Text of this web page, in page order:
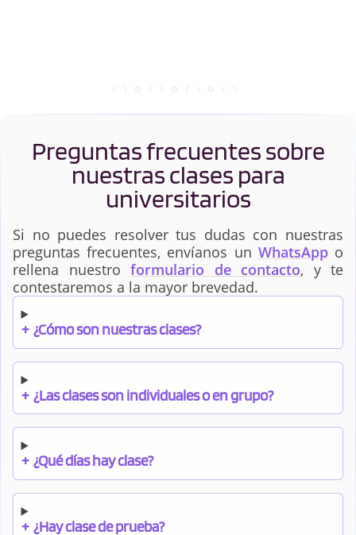
Preguntas frecuentes sobre
nuestras clases para
universitarios
Si no puedes resolver tus dudas con nuestras
preguntas frecuentes, envíanos un WhatsAppo
rellena nuestro formulario de contacto, y te
contestaremos a la mayor brevedad.
+ ¿Cómo son nuestras clases?
+ ¿Las clases son individuales o en grupo?
+ ¿Qué días hay clase?
+ ¿Hay clase de prueba?